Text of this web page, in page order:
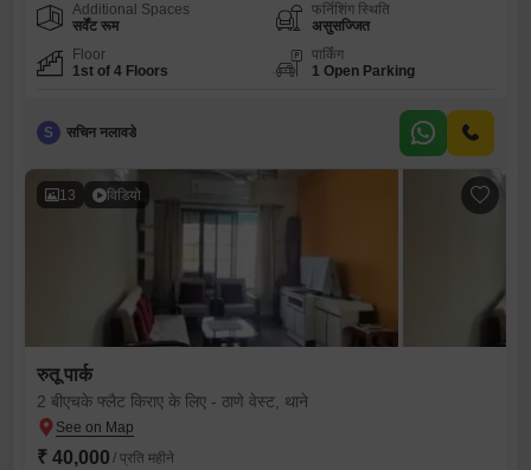
Additional Spaces
सर्वेंट रूम
फर्निशिंग स्थिति
असुसज्जित
Floor
1st of 4 Floors
पार्किंग
1 Open Parking
S सचिन नलावडे
13 विडियो
रुतू पार्क
2 बीएचके फ्लैट किराए के लिए - ठाणे वेस्ट, थाने
₹ 40,000 / प्रति महीने